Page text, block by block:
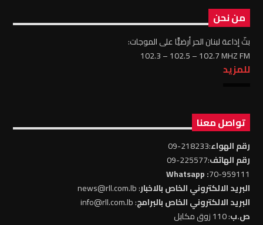
من نحن
بثّ إذاعة لبنان الحر أرضيًّا على الموجات:
102.3 – 102.5 – 102.7 MHZ FM
للمزيد
تواصل معنا
رقم الهواء:218233-09
رقم الهاتف:225577-09
70-959111
: Whatsapp
البريد الالكتروني الخاص بالاخبار: news@rll.com.lb
البريد الالكتروني الخاص بالبرامج: info@rll.com.lb
ص.ب: 110 زوق مكايل